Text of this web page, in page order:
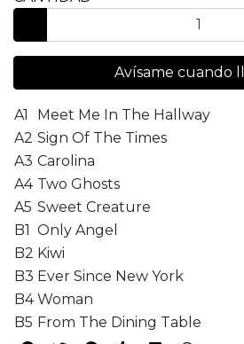
Avísame cuando
A1
Meet Me In The Hallway
A2 Sign Of The Times
A3 Carolina
A4 Two Ghosts
A5 Sweet Creature
B1 Only Angel
B2 Kiwi
B3 Ever Since New York
B4 Woman
B5 From The Dining Table